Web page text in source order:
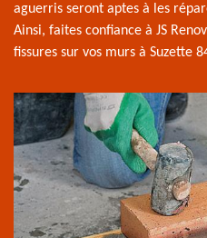
aguerris seront aptes à les
Ainsi, faites confiance à JS
fissures sur vos murs à Suzette